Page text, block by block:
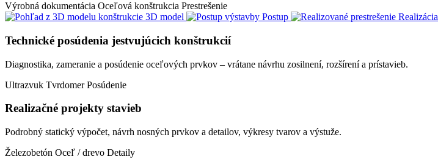
Výrobná dokumentácia Oceľová konštrukcia Prestrešenie
3D model
Postup Realizácia
Technické posúdenia jestvujúcich konštrukcií
Diagnostika, zameranie a posúdenie oceľových prvkov – vrátane návrhu zosilnení, rozšírení a prístavieb.
Ultrazvuk Tvrdomer Posúdenie
Realizačné projekty stavieb
Podrobný statický výpočet, návrh nosných prvkov a detailov, výkresy tvarov a výstuže.
Železobetón Oceľ / drevo Detaily